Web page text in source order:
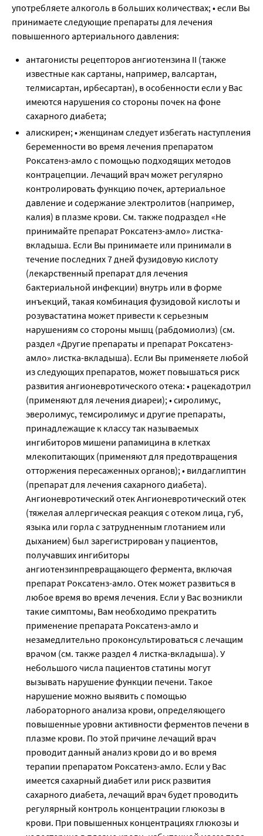
употребляете алкоголь в больших количествах; • если Вы
принимаете следующие препараты для лечения
повышенного артериального давления:
антагонисты рецепторов ангиотензина II (также
известные как сартаны, например, валсартан,
телмисартан, ирбесартан), в особенности если у Вас
имеются нарушения со стороны почек на фоне
сахарного диабета;
алискирен; • женщинам следует избегать наступления
беременности во время лечения препаратом
Роксатенз-амло с помощью подходящих методов
контрацепции. Лечащий врач может регулярно
контролировать функцию почек, артериальное
давление и содержание электролитов (например,
калия) в плазме крови. См. также подраздел «Не
принимайте препарат Роксатенз-амло» листка-
вкладыша. Если Вы принимаете или принимали в
течение последних 7 дней фузидовую кислоту
(лекарственный препарат для лечения
бактериальной инфекции) внутрь или в форме
инъекций, такая комбинация фузидовой кислоты и
розувастатина может привести к серьезным
нарушениям со стороны мышц (рабдомиолиз) (см.
раздел «Другие препараты и препарат Роксатенз-
амло» листка-вкладыша). Если Вы применяете любой
из следующих препаратов, может повышаться риск
развития ангионевротического отека: • рацекадотрил
(применяют для лечения диареи); • сиролимус,
эверолимус, темсиролимус и другие препараты,
принадлежащие к классу так называемых
ингибиторов мишени рапамицина в клетках
млекопитающих (применяют для предотвращения
отторжения пересаженных органов); • вилдаглиптин
(препарат для лечения сахарного диабета).
Ангионевротический отек Ангионевротический отек
(тяжелая аллергическая реакция с отеком лица, губ,
языка или горла с затрудненным глотанием или
дыханием) был зарегистрирован у пациентов,
получавших ингибиторы
ангиотензинпревращающего фермента, включая
препарат Роксатенз-амло. Отек может развиться в
любое время во время лечения. Если у Вас возникли
такие симптомы, Вам необходимо прекратить
применение препарата Роксатенз-амло и
незамедлительно проконсультироваться с лечащим
врачом (см. также раздел 4 листка-вкладыша). У
небольшого числа пациентов статины могут
вызывать нарушение функции печени. Такое
нарушение можно выявить с помощью
лабораторного анализа крови, определяющего
повышенные уровни активности ферментов печени в
плазме крови. По этой причине лечащий врач
проводит данный анализ крови до и во время
терапии препаратом Роксатенз-амло. Если у Вас
имеется сахарный диабет или риск развития
сахарного диабета, лечащий врач будет проводить
регулярный контроль концентрации глюкозы в
крови. При повышенных концентрациях глюкозы и